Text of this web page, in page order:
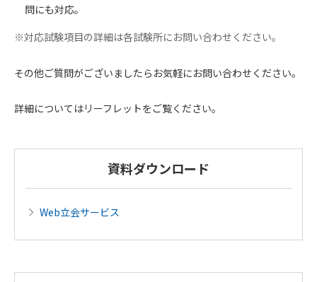
問にも対応。
※対応試験項目の詳細は各試験所にお問い合わせください。
その他ご質問がございましたらお気軽にお問い合わせください。
詳細についてはリーフレットをご覧ください。
資料ダウンロード
Web立会サービス